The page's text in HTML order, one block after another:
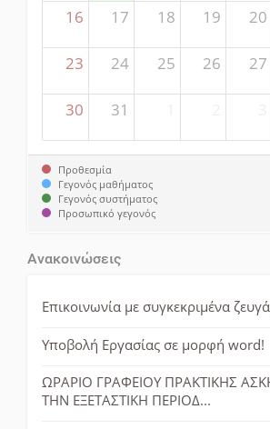
16 17 18 19 20
23 24 25 26 27
30 31
Προθεσμία
Γεγονός μαθήματος
Γεγονός συστήματος
Προσωπικό γεγονός
Ανακοινώσεις
Επικοινωνία με συγκεκριμένα
Υποβολή Εργασίας σε μορφή word!
ΩΡΑΡΙΟ ΓΡΑΦΕΙΟΥ ΠΡΑΚΤΙΚΗΣ
ΤΗΝ ΕΞΕΤΑΣΤΙΚΗ ΠΕΡΙΟΔ...